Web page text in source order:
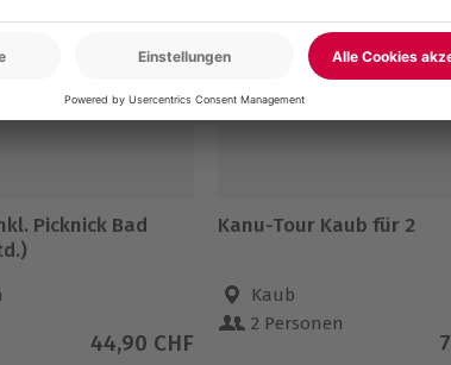
Picknick Bad
44,90 CHF
Kanu-Tour Kaub für 2
Kaub
2 Personen